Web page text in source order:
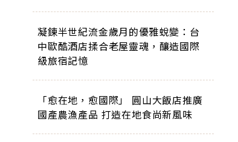
凝鍊半世紀流金歲月的優雅蛻變：台
中歐酷酒店揉合老屋靈魂，釀造國際
級旅宿記憶
「愈在地，愈國際」 圓山大飯店推廣
國產農漁產品 打造在地食尚新風味